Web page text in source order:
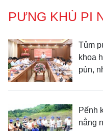
PƯNG KHÙ PI
Tủm
khoa
pùn,
Pếnh
nẳng